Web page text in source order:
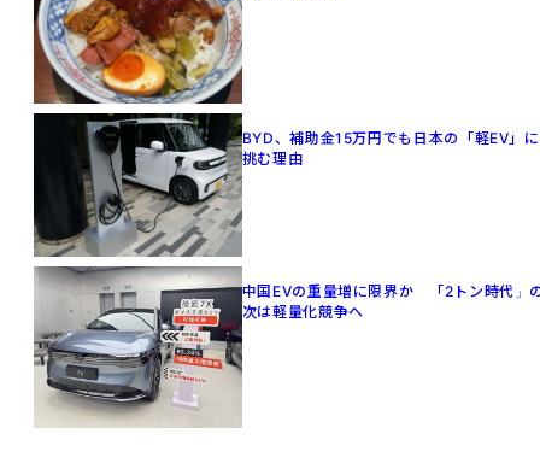
BYD、補助金15万円でも日本の「軽EV」に
挑む理由
中国EVの重量増に限界か 「2トン時代」
次は軽量化競争へ